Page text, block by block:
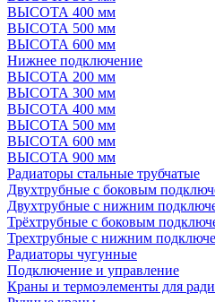
ВЫСОТА 400 мм
ВЫСОТА 500 мм
ВЫСОТА 600 мм
Нижнее подключение
ВЫСОТА 200 мм
ВЫСОТА 300 мм
ВЫСОТА 400 мм
ВЫСОТА 500 мм
ВЫСОТА 600 мм
ВЫСОТА 900 мм
Радиаторы стальные трубчатые
Двухтрубные с боковым
Двухтрубные с нижним
Трёхтрубные с боковым
Трехтрубные с нижним
Радиаторы чугунные
Подключение и управление
Краны и термоэлементы для